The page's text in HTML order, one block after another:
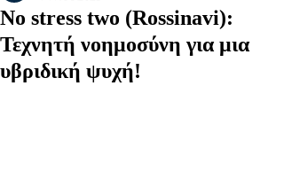
No stress two (Rossinavi):
Τεχνητή νοημοσύνη για μια
υβριδική ψυχή!